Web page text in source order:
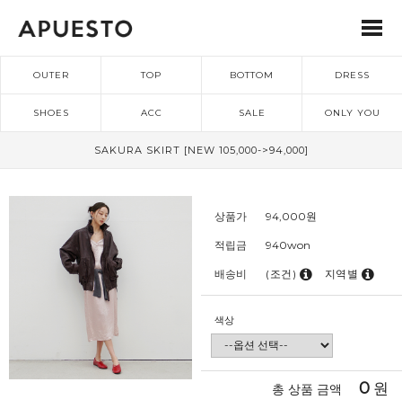
OUTER TOP BOTTOM DRESS
SHOES ACC SALE ONLY YOU
SAKURA SKIRT [NEW 105,000->94,000]
상품가 94,000원
적립금 940won
배송비 (조건) 지역별
색상
총 상품 금액 0 원